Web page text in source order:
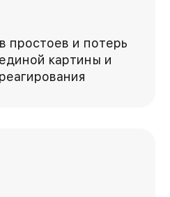
простоев и потерь
картины и